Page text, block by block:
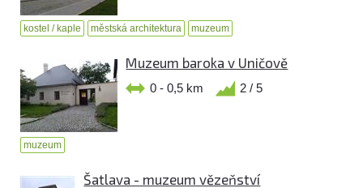
kostel / kaple městská architektura muzeum
Muzeum baroka v Uničově
0 - 0,5 km 2 / 5
muzeum
Šatlava - muzeum vězeňství